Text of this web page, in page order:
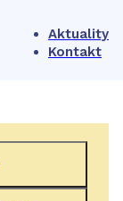
Aktuality
Kontakt